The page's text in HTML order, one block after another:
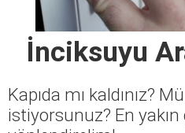
İnciksuyu
Kapıda mı kaldınız?
istiyorsunuz? En